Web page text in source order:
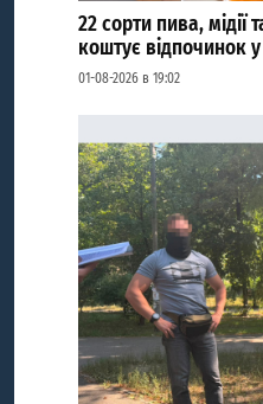
22 сорти пива, мідії
коштує відпочинок
01-08-2026 в 19:02